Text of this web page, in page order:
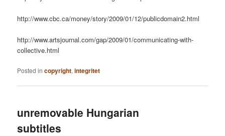
http://www.cbc.ca/money/story/2009/01/12/publicdomain2.html
http://www.artsjournal.com/gap/2009/01/communicating-with-
collective.html
Posted in copyright,integritet
unremovable Hungarian
subtitles